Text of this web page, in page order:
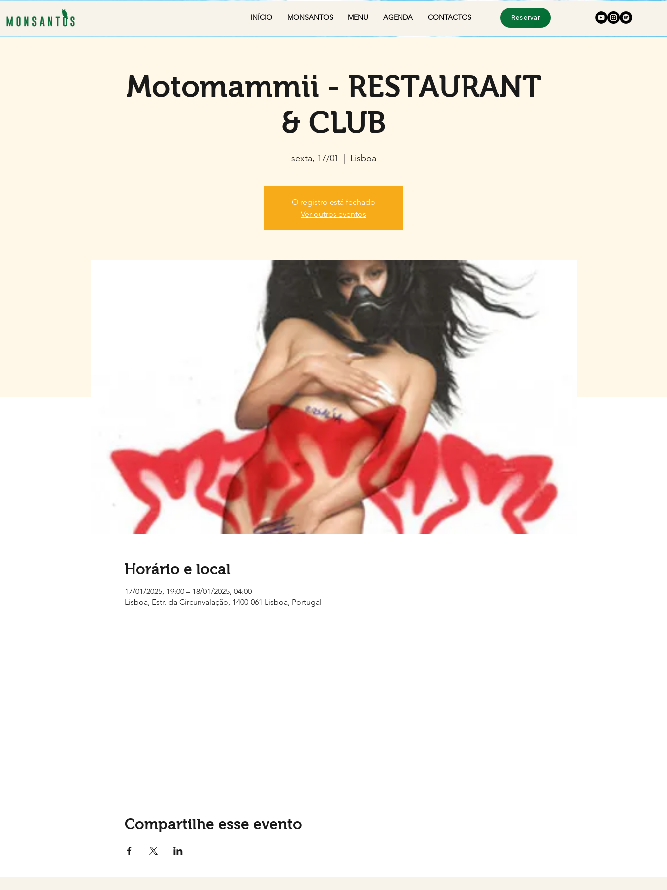
INÍCIO MONSANTOS MENU AGENDA CONTACTOS Reservar
Motomammii - RESTAURANT
& CLUB
sexta, 17/01 Lisboa
O registro está fechado
Ver outros eventos
Horário e local
17/01/2025, 19:00 – 18/01/2025, 04:00
Lisboa, Estr. da Circunvalação, 1400-061 Lisboa, Portugal
Compartilhe esse evento